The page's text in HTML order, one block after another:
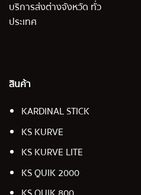
บริการส่งต่างจังหวัด ทั่ว
ประเทศ
สินค้า
KARDINAL STICK
KS KURVE
KS KURVE LITE
KS QUIK 2000